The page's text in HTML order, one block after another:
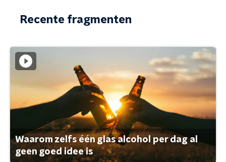
Recente fragmenten
Waarom zelfs één glas alcohol per dag al
geen goed idee is